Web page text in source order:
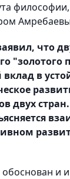
что
"золотого
в
двух
обоснован и